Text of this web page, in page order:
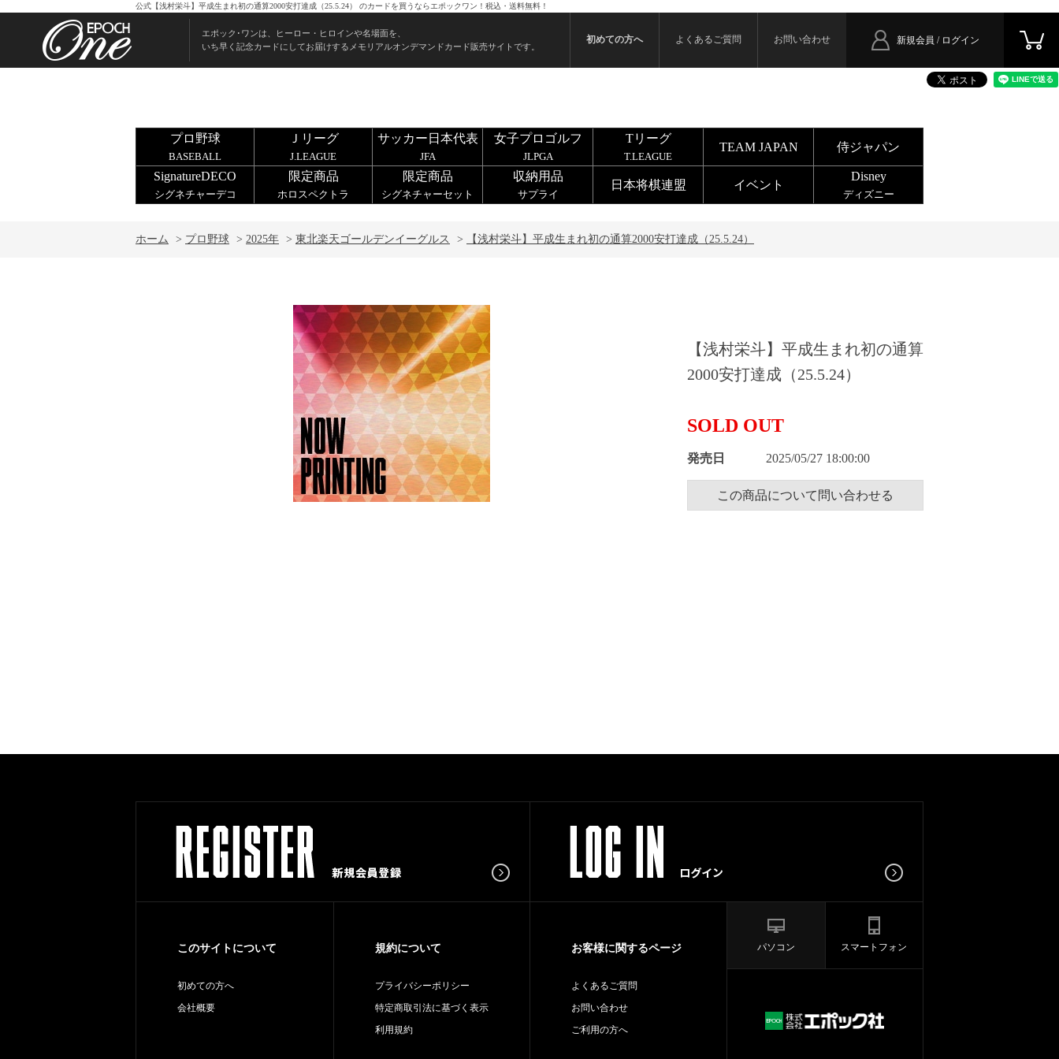
公式【浅村栄斗】平成生まれ初の通算2000安打達成（25.5.24） のカードを買うならエポックワン！税込・送料無料！
エポック･ワンは、ヒーロー・ヒロインや名場面を、
いち早く記念カードにしてお届けするメモリアルオンデマンドカード販売サイトです。
新規会員 / ログイン
初めての方へ よくあるご質問 お問い合わせ
プロ野球
BASEBALL
Ｊリーグ
J.LEAGUE
サッカー日本代表
JFA
女子プロゴルフ
JLPGA
Tリーグ
T.LEAGUE
TEAM JAPAN 侍ジャパン
SignatureDECO
シグネチャーデコ
限定商品
ホロスペクトラ
限定商品
シグネチャーセット
収納用品
サプライ
日本将棋連盟 イベント
Disney
ディズニー
ホーム > プロ野球 > 2025年 > 東北楽天ゴールデンイーグルス > 【浅村栄斗】平成生まれ初の通算2000安打達成（25.5.24）
【浅村栄斗】平成生まれ初の通算
2000安打達成（25.5.24）
SOLD OUT
発売日 2025/05/27 18:00:00
この商品について問い合わせる
このサイトについて
初めての方へ
会社概要
規約について
プライバシーポリシー
特定商取引法に基づく表示
利用規約
お客様に関するページ
よくあるご質問
お問い合わせ
ご利用の方へ
パソコン スマートフォン